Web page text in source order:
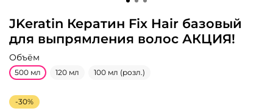
JKeratin Кератин Fix Hair базовый
для выпрямления волос АКЦИЯ!
Объём
500 мл 120 мл 100 мл (розл.)
-30%